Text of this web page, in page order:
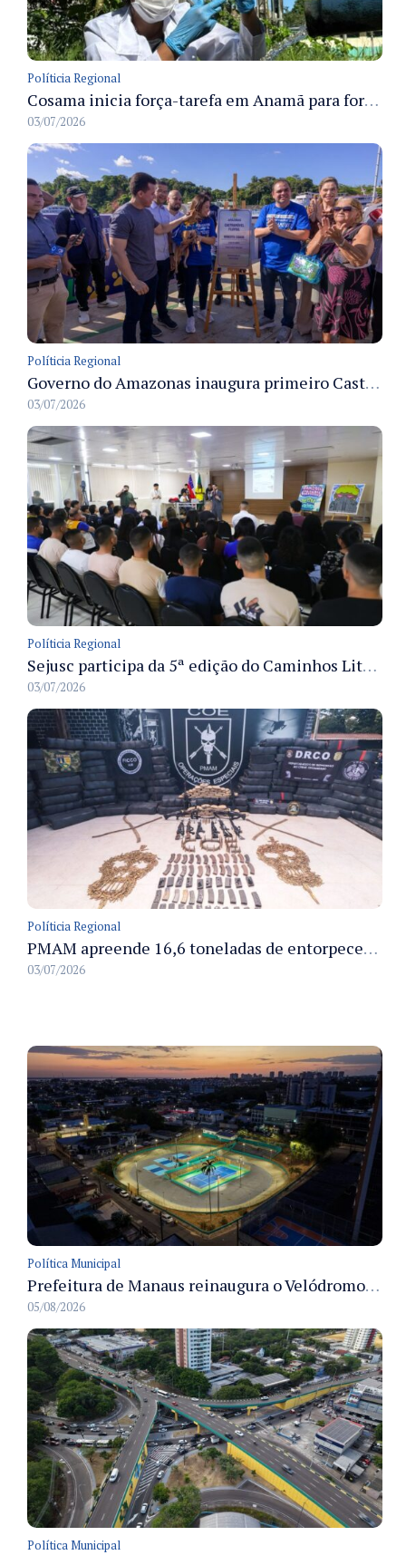
Políticia Regional
Cosama inicia força-tarefa em Anamã para fortalecer abastecimento de água e segurança hídrica da população
03/07/2026
Políticia Regional
Governo do Amazonas inaugura primeiro Castramóvel Fluvial para atendimento veterinário às comunidades ribeirinhas e castração gratuita
03/07/2026
Políticia Regional
Sejusc participa da 5ª edição do Caminhos Literários com foco na cultura hip-hop nas unidades socioeducativas
03/07/2026
Políticia Regional
PMAM apreende 16,6 toneladas de entorpecentes e registra aumento nas prisões em flagrante e nas capturas de foragidos no primeiro semestre de 2026
03/07/2026
Política Municipal
Prefeitura de Manaus reinaugura o Velódromo Professora Alzira Campos e entrega espaço esportivo totalmente revitalizado
05/08/2026
Política Municipal